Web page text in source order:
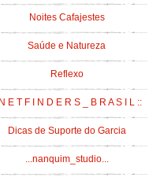
Noites Cafajestes
Saúde e Natureza
Reflexo
E T F I N D E R S _ B R A S I L ::
Dicas de Suporte do Garcia
...nanquim_studio...